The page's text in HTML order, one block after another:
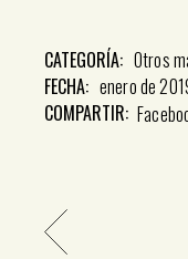
CATEGORÍA: Otros
FECHA: enero de
COMPARTIR: